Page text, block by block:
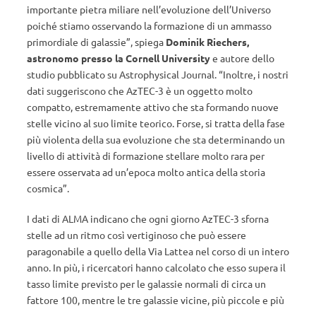
importante pietra miliare nell’evoluzione dell’Universo
poiché stiamo osservando la formazione di un ammasso
primordiale di galassie”, spiega Dominik Riechers,
astronomo presso la Cornell Universitye autore dello
studio pubblicato su Astrophysical Journal. “Inoltre, i nostri
dati suggeriscono che AzTEC-3 è un oggetto molto
compatto, estremamente attivo che sta formando nuove
stelle vicino al suo limite teorico. Forse, si tratta della fase
più violenta della sua evoluzione che sta determinando un
livello di attività di formazione stellare molto rara per
essere osservata ad un’epoca molto antica della storia
cosmica”.
I dati di ALMA indicano che ogni giorno AzTEC-3 sforna
stelle ad un ritmo così vertiginoso che può essere
paragonabile a quello della Via Lattea nel corso di un intero
anno. In più, i ricercatori hanno calcolato che esso supera il
tasso limite previsto per le galassie normali di circa un
fattore 100, mentre le tre galassie vicine, più piccole e più